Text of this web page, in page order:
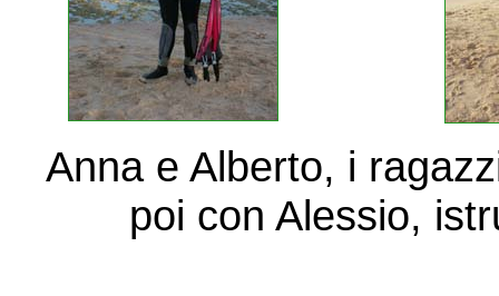
Anna e Alberto, i
poi con Alessio,